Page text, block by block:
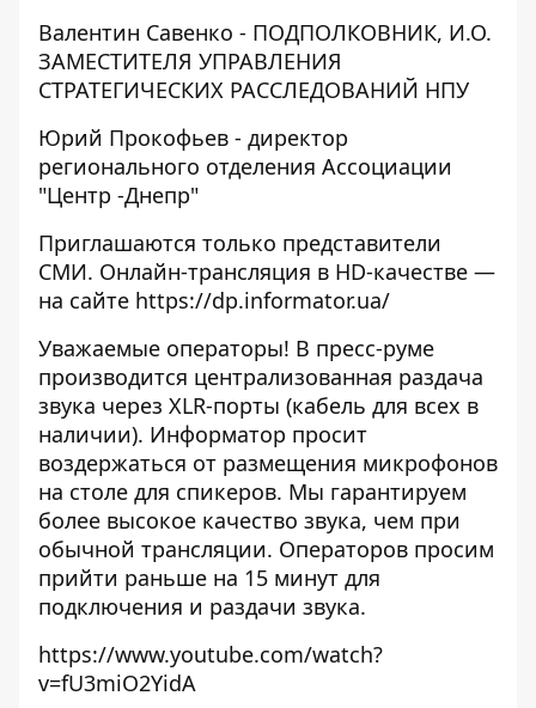
Валентин Савенко - ПОДПОЛКОВНИК, И.О.
ЗАМЕСТИТЕЛЯ УПРАВЛЕНИЯ
СТРАТЕГИЧЕСКИХ РАССЛЕДОВАНИЙ НПУ
Юрий Прокофьев - директор
регионального отделения Ассоциации
"Центр -Днепр"
Приглашаются только представители
СМИ. Онлайн-трансляция в HD-качестве —
на сайте https://dp.informator.ua/
Уважаемые операторы! В пресс-руме
производится централизованная раздача
звука через XLR-порты (кабель для всех в
наличии). Информатор просит
воздержаться от размещения микрофонов
на столе для спикеров. Мы гарантируем
более высокое качество звука, чем при
обычной трансляции. Операторов просим
прийти раньше на 15 минут для
подключения и раздачи звука.
https://www.youtube.com/watch?
v=fU3miO2YidA